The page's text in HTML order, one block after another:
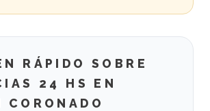
RÁPIDO SOBRE
24 HS EN
CORONADO